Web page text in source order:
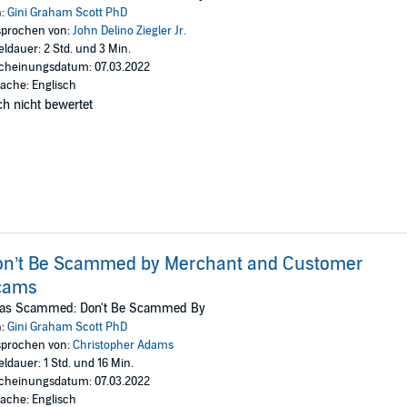
Scott
Gini Graham Scott PhD
von:John Delino Ziegler Jr.
2 Std. und 3 Min.
07.03.2022
Englisch
nicht bewertet
Be Scammed by Merchant and Customer
Scammed: Don't Be Scammed By
Gini Graham Scott PhD
von:Christopher Adams
1 Std. und 16 Min.
07.03.2022
Englisch